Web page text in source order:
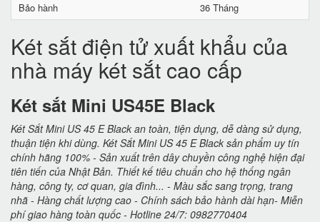
Bảo hành
36 Tháng
Két sắt điện tử xuất khẩu của
nhà máy két sắt cao cấp
Két sắt Mini US45E Black
Két Sắt Mini US 45 E Black an toàn, tiện dụng, dễ dàng sử dụng,
thuận tiện khi dùng. Két Sắt Mini US 45 E Black sản phẩm uy tín
chính hãng 100% - Sản xuất trên dây chuyền công nghệ hiện đại
tiên tiến của Nhật Bản. Thiết kế tiêu chuẩn cho hệ thống ngân
hàng, công ty, cơ quan, gia đình... - Màu sắc sang trọng, trang
nhã - Hàng chất lượng cao - Chính sách bảo hành dài hạn- Miễn
phí giao hàng toàn quốc - Hotline 24/7: 0982770404